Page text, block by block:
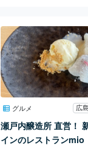
す。 園内はとても広
すい靴で行きましょ
供連れでいくなら水
着替えも必要ですよ
公園は、週末に自然
設ですよ。
グルメ
瀬戸内醸造所 直営！
インのレストランmio